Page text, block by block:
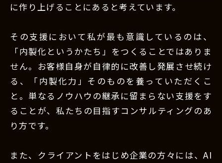
に作り上げることにあると考えています。
その支援において私が最も意識しているのは、
「内製化というかたち」をつくることではありま
せん。お客様自身が自律的に改善し発展させ続け
る、「内製化力」そのものを養っていただくこ
と。単なるノウハウの継承に留まらない支援をす
ることが、私たちの目指すコンサルティングのあ
り方です。
また、クライアントをはじめ企業の方々には、AI